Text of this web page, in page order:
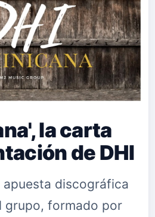
la carta
de DHI
apuesta discográfica
grupo, formado por